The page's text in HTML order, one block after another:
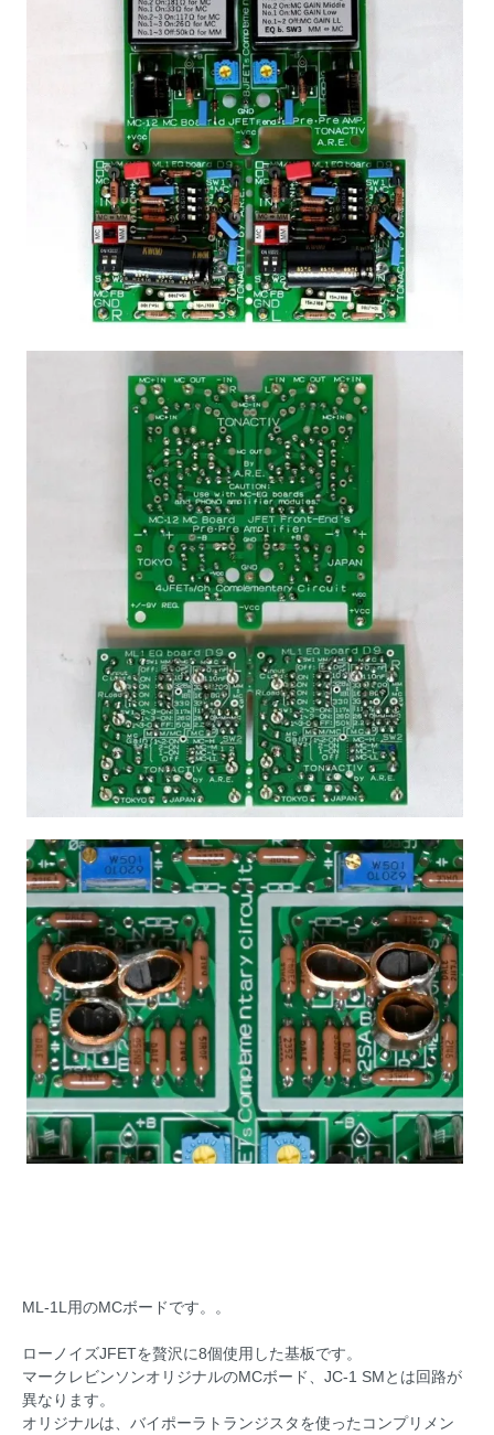
ML-1L用のMCボードです。。
ローノイズJFETを贅沢に8個使用した基板です。
マークレビンソンオリジナルのMCボード、JC-1 SMとは回路が
異なります。
オリジナルは、バイポーラトランジスタを使ったコンプリメン